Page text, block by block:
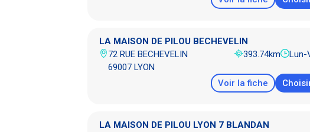
LA MAISON DE PILOU BECHEVELIN
72 RUE BECHEVELIN
69007 LYON
393.74km Lun-
Voir la fiche
LA MAISON DE PILOU LYON 7 BLANDAN